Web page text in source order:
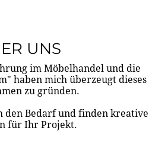
UNS
im Möbelhandel und die
haben mich überzeugt dieses
zu gründen.
den Bedarf und finden kreative
für Ihr Projekt.